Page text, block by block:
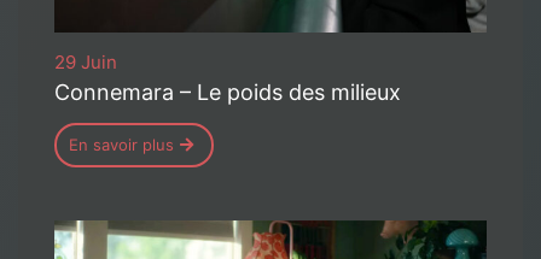
29 Juin
Connemara – Le poids des milieux
En savoir plus